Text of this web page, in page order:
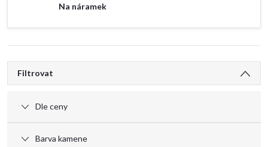
Na náramek
Filtrovat
Dle ceny
Barva kamene
V